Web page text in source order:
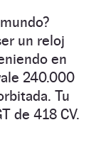
un reloj
en
240.000
Tu
de 418 CV.